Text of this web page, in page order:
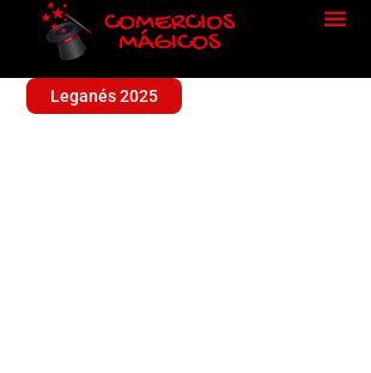
Leganés 2025